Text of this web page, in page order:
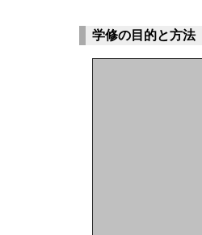
学修の目的と方法